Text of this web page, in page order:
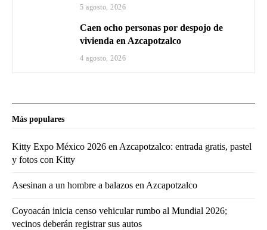
5 agosto, 2026
Caen ocho personas por despojo de
vivienda en Azcapotzalco
4 agosto, 2026
Más populares
Kitty Expo México 2026 en Azcapotzalco: entrada gratis, pastel
y fotos con Kitty
Asesinan a un hombre a balazos en Azcapotzalco
Coyoacán inicia censo vehicular rumbo al Mundial 2026;
vecinos deberán registrar sus autos